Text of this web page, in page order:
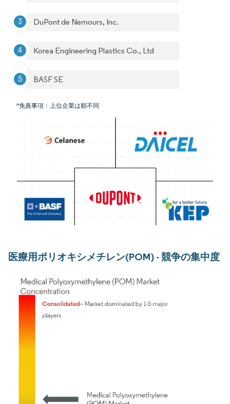
DuPont de Nemours, Inc.
Korea Engineering Plastics Co., Ltd
BASF SE
*免責事項：上位企業は順不同
医療用ポリオキシメチレン(POM) - 競争の集中度